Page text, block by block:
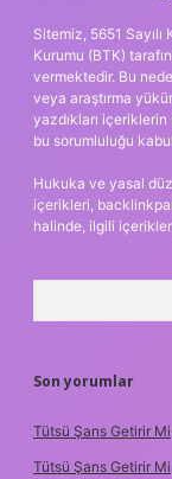
Sitemiz, 5651
Kurumu (BTK)
vermektedir. Bu
veya araştırma
yazdıkları
bu sorumluluğu
Hukuka ve yasal
içerikleri,
halinde, ilgili
Son yorumlar
Tütsü Şans Getirir Mi
Tütsü Şans Getirir Mi